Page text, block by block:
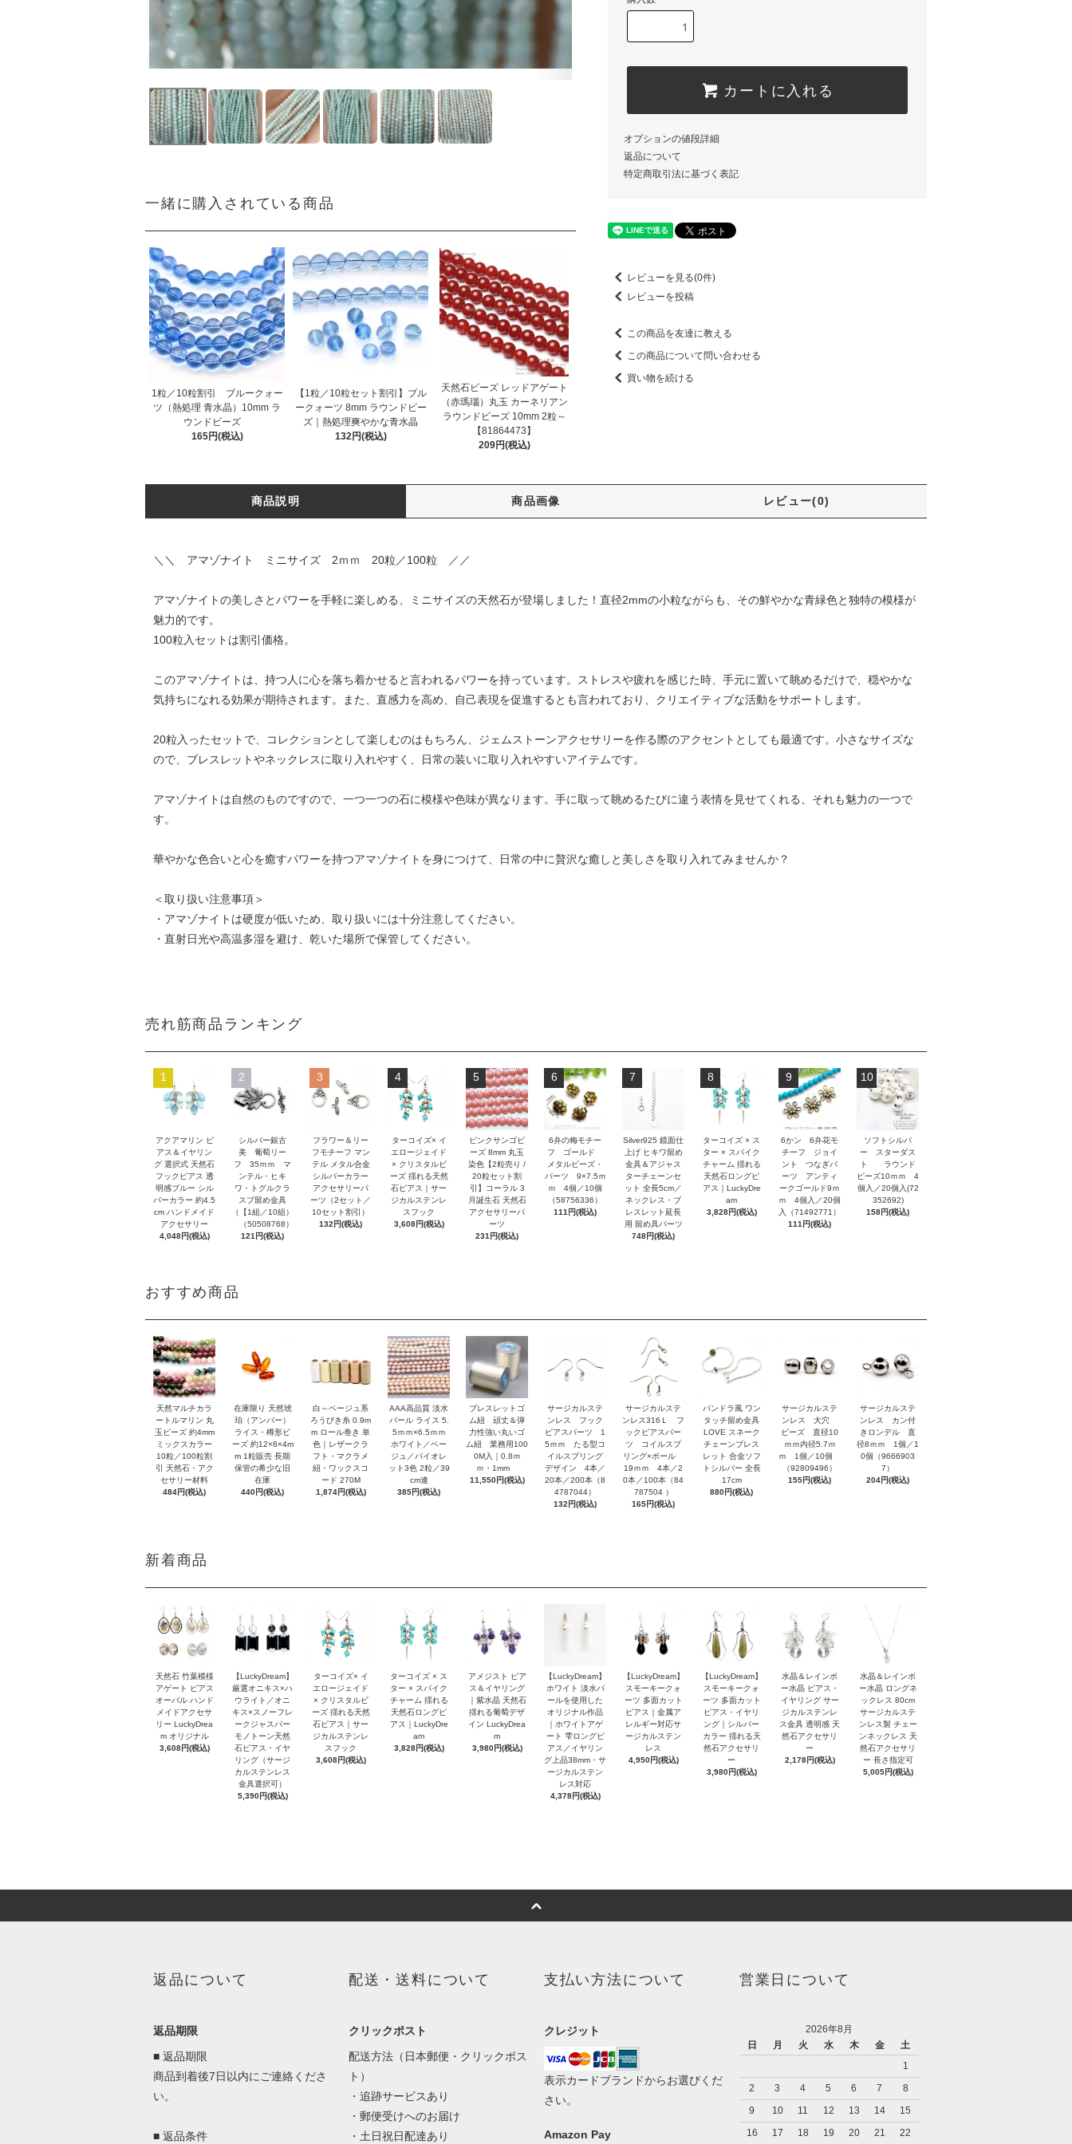
一緒に購入されている商品
1粒／10粒割引 ブルークォー
ツ（熱処理 青水晶）10mm ラ
ウンドビーズ
165円(税込)
【1粒／10粒セット割引】ブル
ークォーツ 8mm ラウンドビー
ズ｜熱処理爽やかな青水晶
132円(税込)
天然石ビーズ レッドアゲート
（赤瑪瑙）丸玉 カーネリアン
ラウンドビーズ 10mm 2粒～
【81864473】
209円(税込)
カートに入れる
オプションの値段詳細
返品について
特定商取引法に基づく表記
レビューを見る(0件)
レビューを投稿
この商品を友達に教える
この商品について問い合わせる
買い物を続ける
商品説明 商品画像 レビュー(0)
＼＼ アマゾナイト ミニサイズ 2ｍｍ 20粒／100粒 ／／
アマゾナイトの美しさとパワーを手軽に楽しめる、ミニサイズの天然石が登場しました！直径2mmの小粒ながらも、その鮮やかな青緑色と独特の模様が
魅力的です。
100粒入セットは割引価格。
このアマゾナイトは、持つ人に心を落ち着かせると言われるパワーを持っています。ストレスや疲れを感じた時、手元に置いて眺めるだけで、穏やかな
気持ちになれる効果が期待されます。また、直感力を高め、自己表現を促進するとも言われており、クリエイティブな活動をサポートします。
20粒入ったセットで、コレクションとして楽しむのはもちろん、ジェムストーンアクセサリーを作る際のアクセントとしても最適です。小さなサイズな
ので、ブレスレットやネックレスに取り入れやすく、日常の装いに取り入れやすいアイテムです。
アマゾナイトは自然のものですので、一つ一つの石に模様や色味が異なります。手に取って眺めるたびに違う表情を見せてくれる、それも魅力の一つで
す。
華やかな色合いと心を癒すパワーを持つアマゾナイトを身につけて、日常の中に贅沢な癒しと美しさを取り入れてみませんか？
＜取り扱い注意事項＞
・アマゾナイトは硬度が低いため、取り扱いには十分注意してください。
・直射日光や高温多湿を避け、乾いた場所で保管してください。
売れ筋商品ランキング
1
アクアマリン ピ
アス＆イヤリン
グ 選択式 天然石
フックピアス 透
明感ブルー シル
バーカラー 約4.5
cm ハンドメイド
アクセサリー
4,048円(税込)
2
シルバー銀古
美 葡萄リー
フ 35ｍｍ マ
ンテル・ヒキ
ワ・トグルクラ
スプ留め金具
（【1組／10組）
（50508768）
121円(税込)
3
フラワー＆リー
フモチーフ マン
テル メタル合金
シルバーカラー
アクセサリーパ
ーツ（2セット／
10セット割引）
132円(税込)
4
ターコイズ× イ
エロージェイド
× クリスタルビ
ーズ 揺れる天然
石ピアス｜サー
ジカルステンレ
スフック
3,608円(税込)
5
ピンクサンゴビ
ーズ 8mm 丸玉
染色【2粒売り /
20粒セット割
引】コーラル 3
月誕生石 天然石
アクセサリーパ
ーツ
231円(税込)
6
6弁の梅モチー
フ ゴールド
メタルビーズ・
パーツ 9×7.5ｍ
ｍ 4個／10個
（58756336）
111円(税込)
7
Silver925 鏡面仕
上げ ヒキワ留め
金具＆アジャス
ターチェーンセ
ット 全長5cm／
ネックレス・ブ
レスレット延長
用 留め具パーツ
748円(税込)
8
ターコイズ × ス
ター × スパイク
チャーム 揺れる
天然石ロングピ
アス｜LuckyDre
am
3,828円(税込)
9
6かン 6弁花モ
チーフ ジョイ
ント つなぎパ
ーツ アンティ
ークゴールド9ｍ
ｍ 4個入／20個
入（71492771）
111円(税込)
10
ソフトシルバ
ー スターダス
ト ラウンド
ビーズ10ｍｍ 4
個入／20個入(72
352692)
158円(税込)
おすすめ商品
天然マルチカラ
ートルマリン 丸
玉ビーズ 約4mm
ミックスカラー
10粒／100粒割
引 天然石・アク
セサリー材料
484円(税込)
在庫限り 天然琥
珀（アンバー）
ライス・樽形ビ
ーズ 約12×6×4m
m 1粒販売 長期
保管の希少な旧
在庫
440円(税込)
白～ベージュ系
ろうびき糸 0.9m
m ロール巻き 単
色｜レザークラ
フト・マクラメ
紐・ワックスコ
ード 270M
1,874円(税込)
AAA高品質 淡水
パール ライス 5.
5ｍｍ×6.5ｍｍ
ホワイト／ベー
ジュ／バイオレ
ット3色 2粒／39
cm連
385円(税込)
ブレスレットゴ
ム紐 頑丈＆弾
力性強い丸いゴ
ム紐 業務用100
0M入｜0.8ｍ
ｍ・1mm
11,550円(税込)
サージカルステ
ンレス フック
ピアスパーツ 1
5ｍｍ たる型コ
イルスプリング
デザイン 4本／
20本／200本（8
4787044）
132円(税込)
サージカルステ
ンレス316Ｌ フ
ックピアスパー
ツ コイルスプ
リング×ボール
19ｍｍ 4本／2
0本／100本（84
787504 ）
165円(税込)
パンドラ風 ワン
タッチ留め金具
LOVE スネーク
チェーンブレス
レット 合金ソフ
トシルバー 全長
17cm
880円(税込)
サージカルステ
ンレス 大穴
ビーズ 直径10
ｍｍ内径5.7ｍ
ｍ 1個／10個
（92809496）
155円(税込)
サージカルステ
ンレス カン付
きロンデル 直
径8ｍｍ 1個／1
0個（9666903
7）
204円(税込)
新着商品
天然石 竹葉模様
アゲート ピアス
オーバル ハンド
メイドアクセサ
リー LuckyDrea
m オリジナル
3,608円(税込)
【LuckyDream】
厳選オニキス×ハ
ウライト／オニ
キス×スノーフレ
ークジャスパー
モノトーン天然
石ピアス・イヤ
リング（サージ
カルステンレス
金具選択可）
5,390円(税込)
ターコイズ× イ
エロージェイド
× クリスタルビ
ーズ 揺れる天然
石ピアス｜サー
ジカルステンレ
スフック
3,608円(税込)
ターコイズ × ス
ター × スパイク
チャーム 揺れる
天然石ロングピ
アス｜LuckyDre
am
3,828円(税込)
アメジスト ピア
ス＆イヤリング
｜紫水晶 天然石
揺れる葡萄デザ
イン LuckyDrea
m
3,980円(税込)
【LuckyDream】
ホワイト 淡水パ
ールを使用した
オリジナル作品
｜ホワイトアゲ
ート 雫ロングピ
アス／イヤリン
グ上品38mm・サ
ージカルステン
レス対応
4,378円(税込)
【LuckyDream】
スモーキークォ
ーツ 多面カット
ピアス｜金属ア
レルギー対応サ
ージカルステン
レス
4,950円(税込)
【LuckyDream】
スモーキークォ
ーツ 多面カット
ピアス・イヤリ
ング｜シルバー
カラー 揺れる天
然石アクセサリ
ー
3,980円(税込)
水晶＆レインボ
ー水晶 ピアス・
イヤリング サー
ジカルステンレ
ス金具 透明感 天
然石アクセサリ
ー
2,178円(税込)
水晶＆レインボ
ー水晶 ロングネ
ックレス 80cm
サージカルステ
ンレス製 チェー
ンネックレス 天
然石アクセサリ
ー 長さ指定可
5,005円(税込)
返品について
返品期限
■ 返品期限
商品到着後7日以内にご連絡くださ
い。
■ 返品条件
配送・送料について
クリックポスト
配送方法（日本郵便・クリックポス
ト）
・追跡サービスあり
・郵便受けへのお届け
・土日祝日配達あり
支払い方法について
クレジット
表示カードブランドからお選びくだ
さい。
Amazon Pay
営業日について
2026年8月
日
月 火 水 木 金
土
1
2
3 4 5 6 7
8
9
10 11 12 13 14
15
16
17 18 19 20 21 22